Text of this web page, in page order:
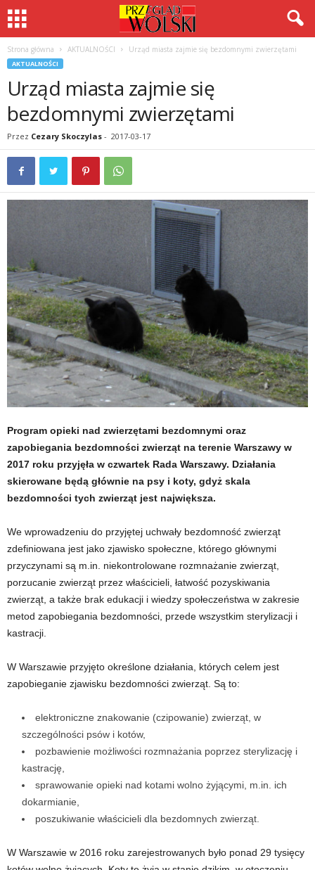
Strona główna AKTUALNOŚCI Urząd miasta zajmie się bezdomnymi zwierzętami
AKTUALNOŚCI
Urząd miasta zajmie się
bezdomnymi zwierzętami
Przez Cezary Skoczylas - 2017-03-17
Program opieki nad zwierzętami bezdomnymi oraz
zapobiegania bezdomności zwierząt na terenie Warszawy w
2017 roku przyjęła w czwartek Rada Warszawy. Działania
skierowane będą głównie na psy i koty, gdyż skala
bezdomności tych zwierząt jest największa.
We wprowadzeniu do przyjętej uchwały bezdomność zwierząt
zdefiniowana jest jako zjawisko społeczne, którego głównymi
przyczynami są m.in. niekontrolowane rozmnażanie zwierząt,
porzucanie zwierząt przez właścicieli, łatwość pozyskiwania
zwierząt, a także brak edukacji i wiedzy społeczeństwa w zakresie
metod zapobiegania bezdomności, przede wszystkim sterylizacji i
kastracji.
W Warszawie przyjęto określone działania, których celem jest
zapobieganie zjawisku bezdomności zwierząt. Są to:
elektroniczne znakowanie (czipowanie) zwierząt, w
szczególności psów i kotów,
pozbawienie możliwości rozmnażania poprzez sterylizację i
kastrację,
sprawowanie opieki nad kotami wolno żyjącymi, m.in. ich
dokarmianie,
poszukiwanie właścicieli dla bezdomnych zwierząt.
W Warszawie w 2016 roku zarejestrowanych było ponad 29 tysięcy